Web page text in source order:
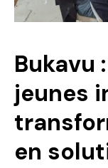
Technologies
Bukavu
jeunes
en